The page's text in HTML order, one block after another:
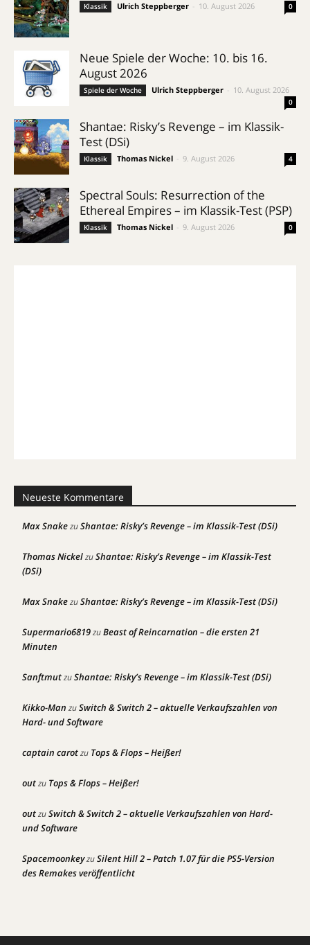
Klassik Ulrich Steppberger 10. August 2026 0
Neue Spiele der Woche: 10. bis 16.
August 2026
Spiele der Woche Ulrich Steppberger 10. August 2026
0
Shantae: Risky’s Revenge – im Klassik-
Test (DSi)
Klassik Thomas Nickel 9. August 2026 4
Spectral Souls: Resurrection of the
Ethereal Empires – im Klassik-Test (PSP)
Klassik Thomas Nickel 9. August 2026 0
Neueste Kommentare
Max SnakezuShantae: Risky’s Revenge – im Klassik-Test (DSi)
Thomas NickelzuShantae: Risky’s Revenge – im Klassik-Test
(DSi)
Max SnakezuShantae: Risky’s Revenge – im Klassik-Test (DSi)
Supermario6819zuBeast of Reincarnation – die ersten 21
Minuten
SanftmutzuShantae: Risky’s Revenge – im Klassik-Test (DSi)
Kikko-Man zuSwitch & Switch 2 – aktuelle Verkaufszahlen von
Hard- und Software
captain carotzu Tops & Flops – Heißer!
outzu Tops & Flops – Heißer!
outzuSwitch & Switch 2 – aktuelle Verkaufszahlen von Hard-
und Software
SpacemoonkeyzuSilent Hill 2 – Patch 1.07 für die PS5-Version
des Remakes veröffentlicht